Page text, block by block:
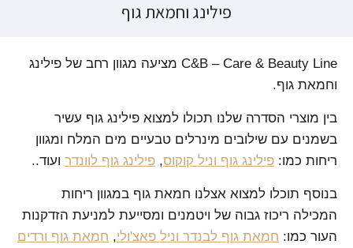
פילינג וחמאת גוף
C&B – Care & Beauty Line מציעה מגוון רחב של פילינג
וחמאת גוף.
בין מוצרי הסדרה שלנו תכולו למצוא פילינג גוף עשיר
בשמנים עם שילובים מינרלים טבעיים מים המלח ומגוון
ריחות כמו: פילינג גוף וניל קוקוס, פילינג גוף לוונדר ועוד..
בנוסף תוכלו למצוא אצלנו חמאת גוף במגוון ריחות
המכילה ריכוז גבוה של ויטמנים ומסייעת למניעת הזדקנות
העור כמו: חמאת גוף לבנדר וניל פאצ'ולי, חמאת גוף ורדים